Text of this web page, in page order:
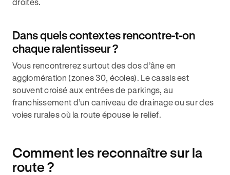
Dans quels contextes rencontre-t-on
chaque ralentisseur ?
Vous rencontrerez surtout des dos d’âne en
agglomération (zones 30, écoles). Le cassis est
souvent croisé aux entrées de parkings, au
franchissement d’un caniveau de drainage ou sur des
voies rurales où la route épouse le relief.
Comment les reconnaître sur la
route ?